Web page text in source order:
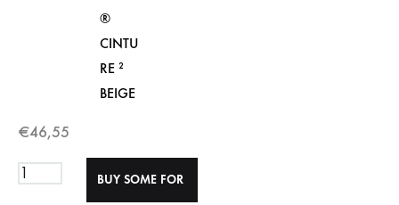
®
CINTU
RE ²
BEIGE
€46,55